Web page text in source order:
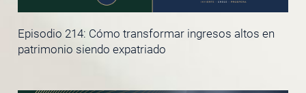
Episodio 214: Cómo transformar ingresos altos en
patrimonio siendo expatriado